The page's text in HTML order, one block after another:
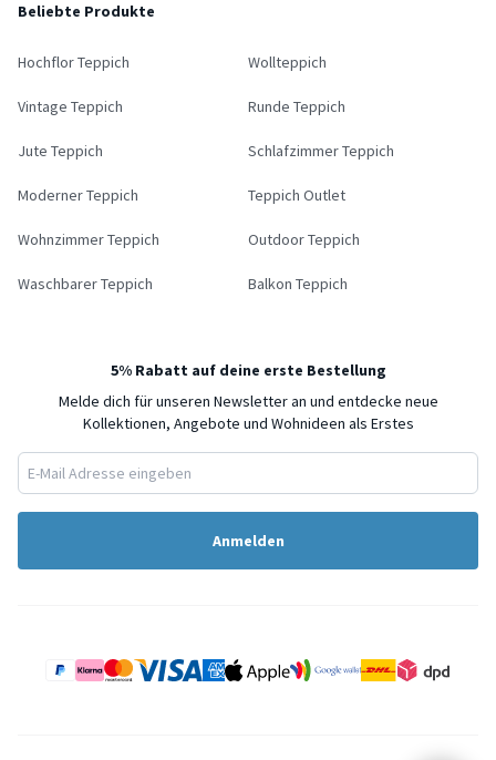
Beliebte Produkte
Hochflor Teppich Wollteppich
Vintage Teppich Runde Teppich
Jute Teppich Schlafzimmer Teppich
Moderner Teppich Teppich Outlet
Wohnzimmer Teppich Outdoor Teppich
Waschbarer Teppich Balkon Teppich
5% Rabatt auf deine erste Bestellung
Melde dich für unseren Newsletter an und entdecke neue
Kollektionen, Angebote und Wohnideen als Erstes
Anmelden